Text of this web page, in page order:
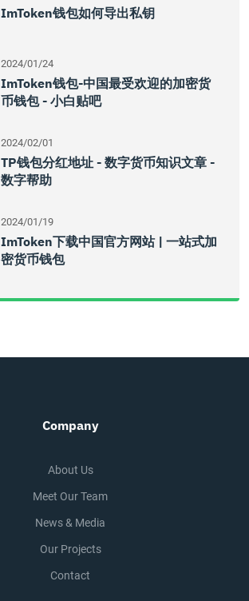
ImToken钱包如何导出私钥
2024/01/24
ImToken钱包-中国最受欢迎的加密货
币钱包 - 小白贴吧
2024/02/01
TP钱包分红地址 - 数字货币知识文章 -
数字帮助
2024/01/19
ImToken下载中国官方网站 | 一站式加
密货币钱包
Company
About Us
Meet Our Team
News & Media
Our Projects
Contact